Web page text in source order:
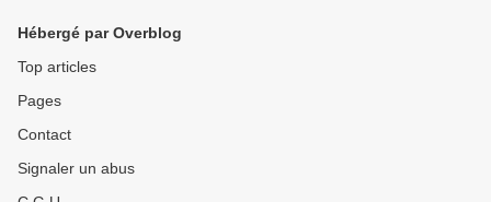
Hébergé par Overblog
Top articles
Pages
Contact
Signaler un abus